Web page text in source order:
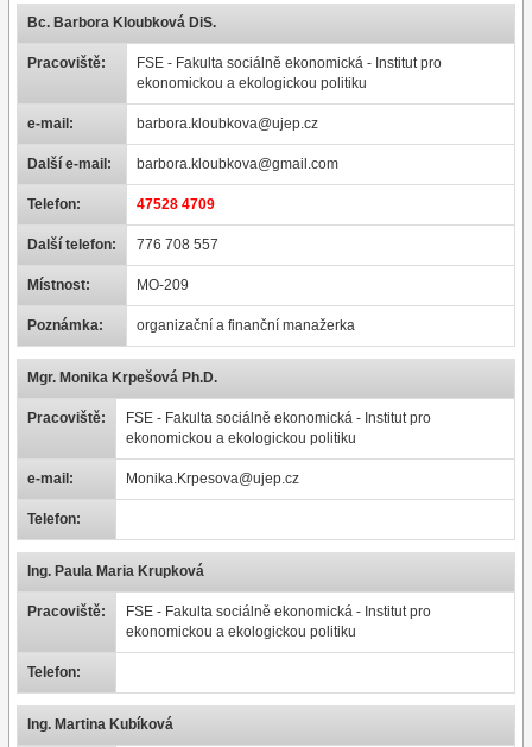
Bc. Barbora Kloubková DiS.
Pracoviště:
FSE - Fakulta sociálně ekonomická - Institut pro
ekonomickou a ekologickou politiku
e-mail: barbora.kloubkova@ujep.cz
Další e-mail: barbora.kloubkova@gmail.com
Telefon: 47528 4709
Další telefon: 776 708 557
Místnost: MO-209
Poznámka: organizační a finanční manažerka
Mgr. Monika Krpešová Ph.D.
Pracoviště:
FSE - Fakulta sociálně ekonomická - Institut pro
ekonomickou a ekologickou politiku
e-mail: Monika.Krpesova@ujep.cz
Telefon:
Ing. Paula Maria Krupková
Pracoviště:
FSE - Fakulta sociálně ekonomická - Institut pro
ekonomickou a ekologickou politiku
Telefon:
Ing. Martina Kubíková